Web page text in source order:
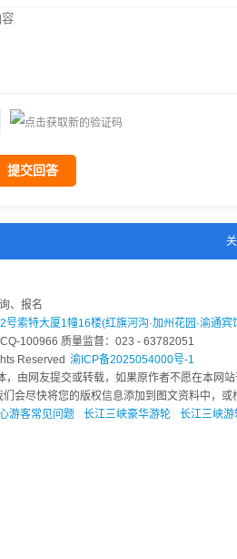
提交回答
、报名
索特大厦1幢16楼(红旗河沟·加州花园·渝通宾
100966 质量监督：023 - 63782051
Reserved 渝ICP备2025054000号-1
，由网友提交或转载，如果原作者不愿在本网
会尽快将您的版权信息添加到图文资料中，或
游客常见问题 长江三峡豪华游轮 长江三峡游